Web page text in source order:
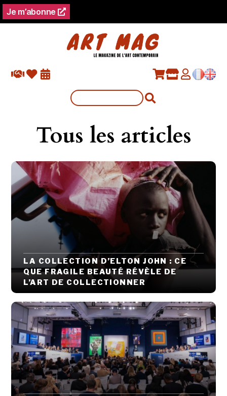
Je m’abonne
Tous les articles
LA COLLECTION D’ELTON JOHN : CE
QUE FRAGILE BEAUTÉ RÉVÈLE DE
L’ART DE COLLECTIONNER